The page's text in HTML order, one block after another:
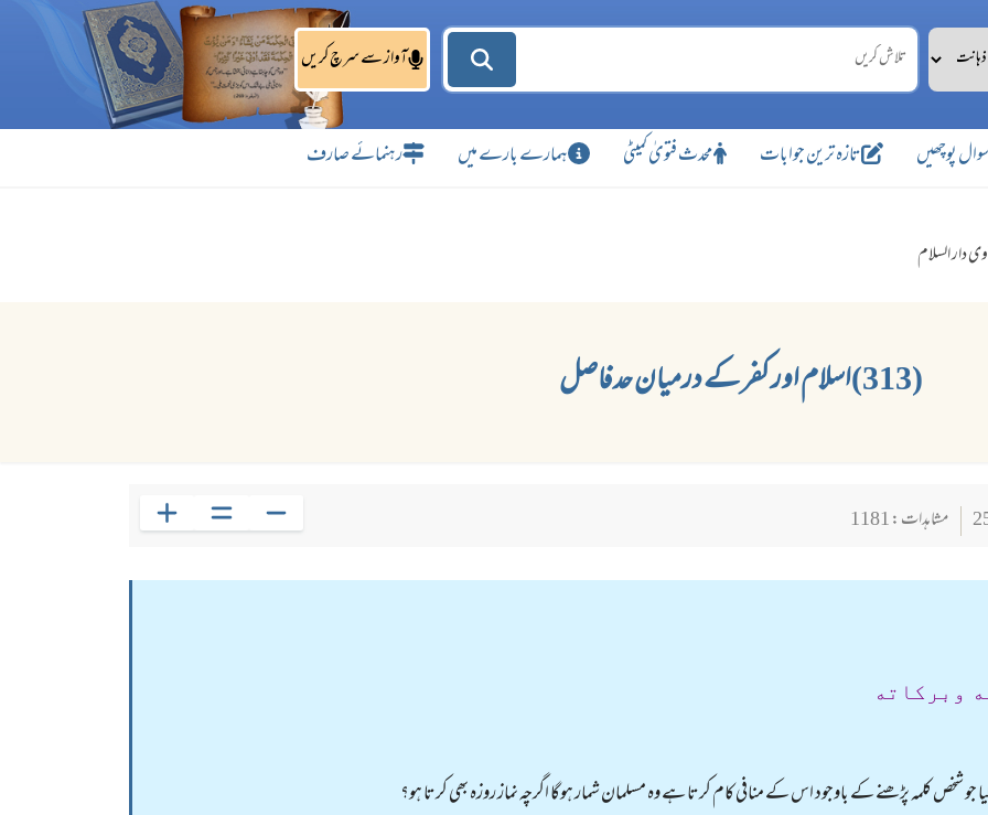
آواز سے سرچ کریں
پوچھیں تازہ ترین جوابات محدث فتویٰ کمیٹی ہمارے بارے میں رہنمائے صارف
دار السلام
(313)اسلام اور کفر کے درمیان حد فاصل
مشاہدات : 1181
وبركاته
شخص کلمہ پڑھنے کے باوجود اس کے منافی کام کرتا ہے وہ مسلمان شمار ہوگا اگرچہ نماز روزہ بھی کرتا ہو؟